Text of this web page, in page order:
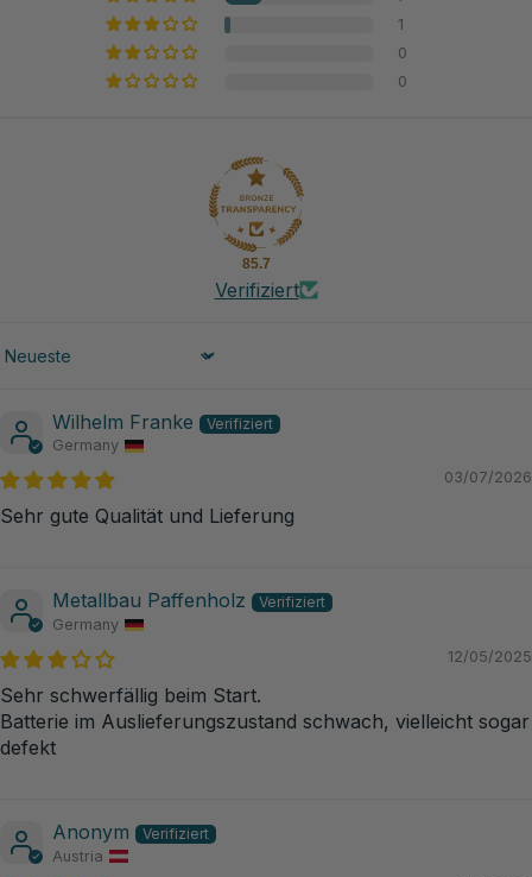
1
0
0
85.7
Verifiziert
Sort by
Wilhelm Franke
Germany
03/07/2026
Sehr gute Qualität und Lieferung
Metallbau Paffenholz
Germany
12/05/2025
Sehr schwerfällig beim Start.
Batterie im Auslieferungszustand schwach, vielleicht sogar
defekt
Anonym
Austria